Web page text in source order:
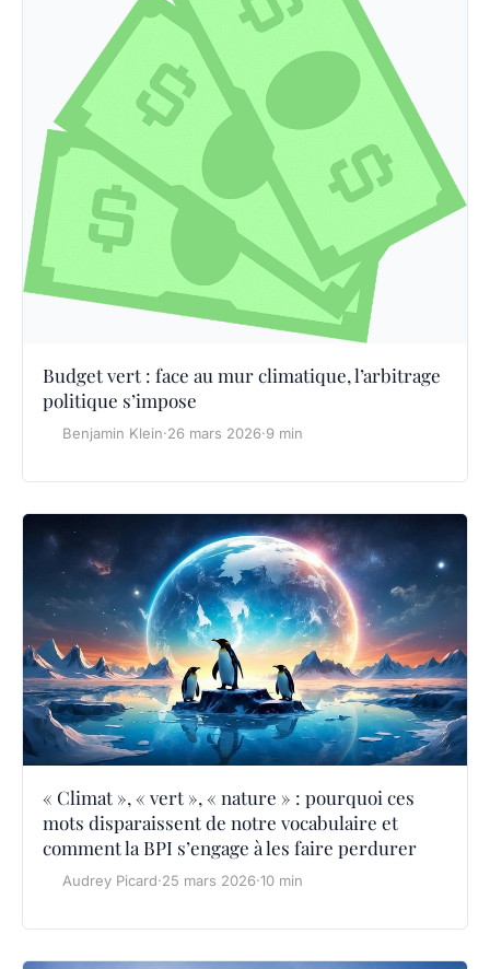
Budget vert : face au mur climatique, l’arbitrage
politique s’impose
Benjamin Klein·26 mars 2026·9 min
« Climat », « vert », « nature » : pourquoi ces
mots disparaissent de notre vocabulaire et
comment la BPI s’engage à les faire perdurer
Audrey Picard·25 mars 2026·10 min